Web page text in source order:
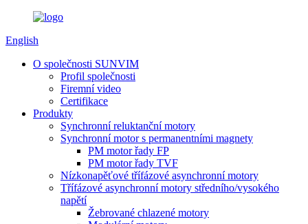
English
O společnosti SUNVIM
Profil společnosti
Firemní video
Certifikace
Produkty
Synchronní reluktanční motory
Synchronní motor s permanentními magnety
PM motor řady FP
PM motor řady TVF
Nízkonapěťové třífázové asynchronní motory
Třífázové asynchronní motory středního/vysokého
napětí
Žebrované chlazené motory